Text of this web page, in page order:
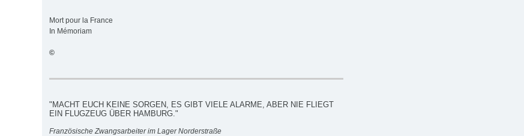
Mort pour la France
In Mémoriam
©
"MACHT EUCH KEINE SORGEN, ES GIBT VIELE ALARME, ABER NIE FLIEGT
EIN FLUGZEUG ÜBER HAMBURG."
Französische Zwangsarbeiter im Lager Norderstraße